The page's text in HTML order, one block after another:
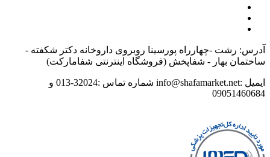
آدرس: رشت -چهارراه پورسینا روبروی داروخانه دکتر شکفته -
ساختمان بهار - شفاپخش (فروشگاه اینترنتی شفامارکت)
ایمیل :info@shafamarket.net شماره تماس :32024-013 و
09051460684